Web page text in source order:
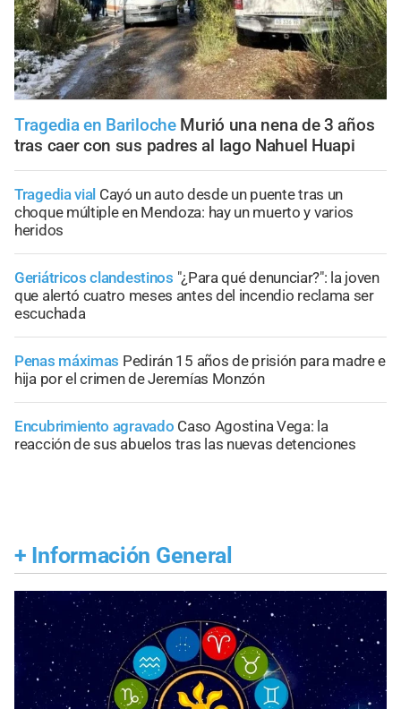
Tragedia en Bariloche Murió una nena de 3 años
tras caer con sus padres al lago Nahuel Huapi
Tragedia vial Cayó un auto desde un puente tras un
choque múltiple en Mendoza: hay un muerto y varios
heridos
Geriátricos clandestinos "¿Para qué denunciar?": la joven
que alertó cuatro meses antes del incendio reclama ser
escuchada
Penas máximas Pedirán 15 años de prisión para madre e
hija por el crimen de Jeremías Monzón
Encubrimiento agravado Caso Agostina Vega: la
reacción de sus abuelos tras las nuevas detenciones
+ Información General